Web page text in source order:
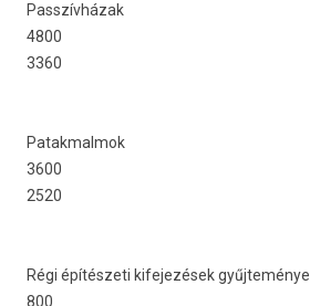
Passzívházak
4800
3360
Patak­malmok
3600
2520
Régi építészeti kifejezések gyűjteménye
800